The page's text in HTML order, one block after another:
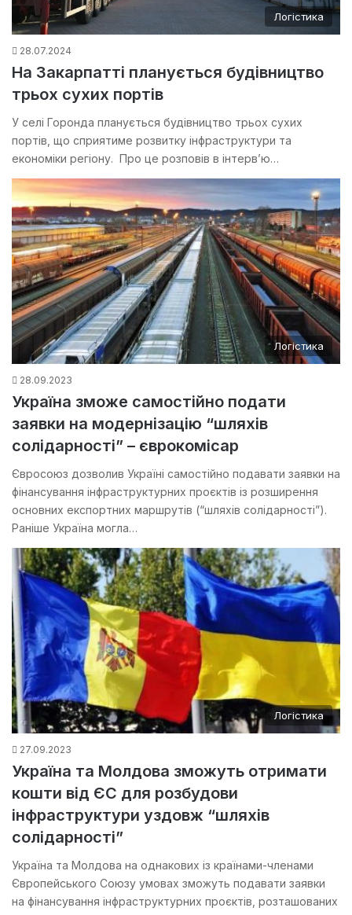
Логістика
28.07.2024
На Закарпатті планується будівництво
трьох сухих портів
У селі Горонда планується будівництво трьох сухих
портів, що сприятиме розвитку інфраструктури та
економіки регіону. Про це розповів в інтервʼю…
Логістика
28.09.2023
Україна зможе самостійно подати
заявки на модернізацію “шляхів
солідарності” – єврокомісар
Євросоюз дозволив Україні самостійно подавати заявки на
фінансування інфраструктурних проєктів із розширення
основних експортних маршрутів (“шляхів солідарності”).
Раніше Україна могла…
Логістика
27.09.2023
Україна та Молдова зможуть отримати
кошти від ЄС для розбудови
інфраструктури уздовж “шляхів
солідарності”
Україна та Молдова на однакових із країнами-членами
Європейського Союзу умовах зможуть подавати заявки
на фінансування інфраструктурних проєктів, розташованих